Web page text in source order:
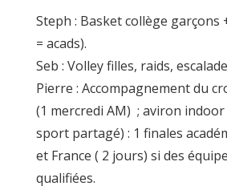
Steph : Basket collège garçons
= acads).
Seb : Volley filles, raids,
Pierre : Accompagnement du
(1 mercredi AM) ; aviron indoor
sport partagé) : 1 finales
et France ( 2 jours) si des
qualifiées.